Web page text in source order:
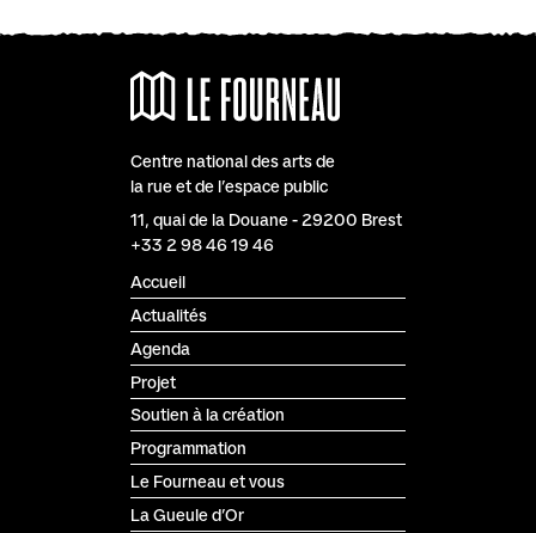
Centre national des arts de
la rue et de l’espace public
Le Fourneau
11, quai de la Douane-29200 Brest
+33 2 98 46 19 46
Accueil
Actualités
Agenda
Projet
Soutien à la création
Programmation
Le Fourneau et vous
La Gueule d’Or